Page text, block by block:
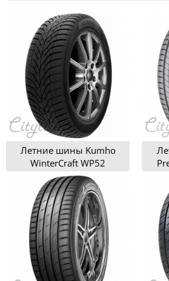
Летние шины Kumho
WinterCraft WP52
195/45R16